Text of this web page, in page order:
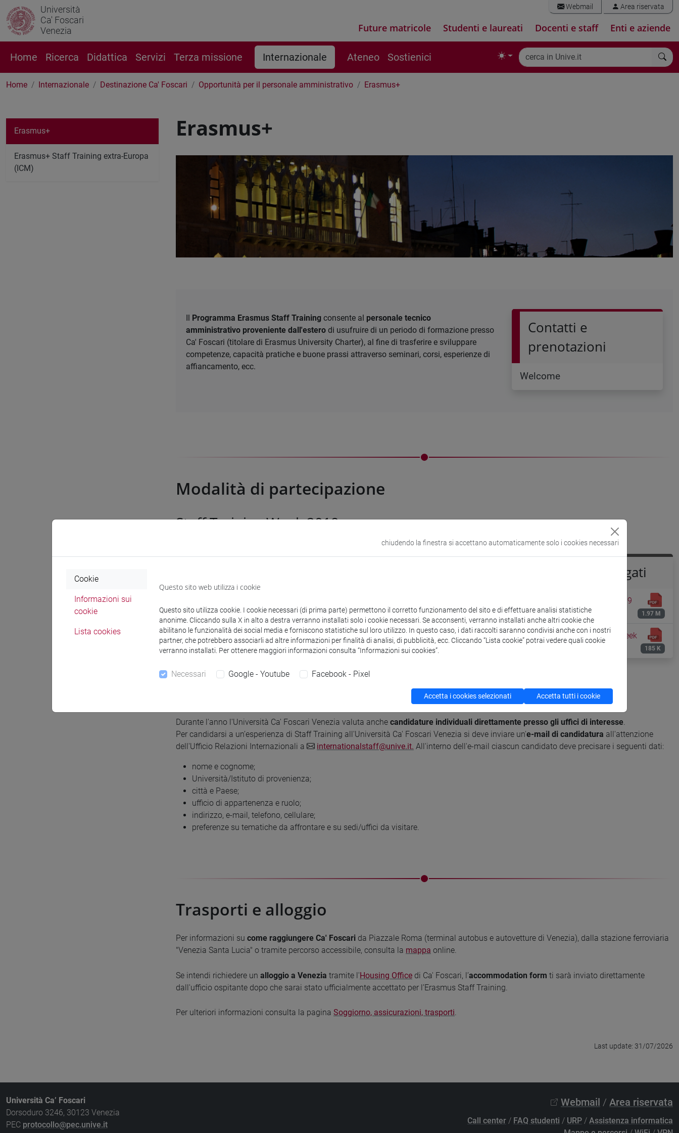
Università
Ca' Foscari
Venezia
Webmail Area riservata
Future matricole Studenti e laureati Docenti e staff Enti e aziende
Home Ricerca Didattica Servizi Terza missione Internazionale Ateneo Sostienici
Home Internazionale Destinazione Ca' Foscari Opportunità per il personale amministrativo Erasmus+
Erasmus+
Programma Erasmus Staff Training consente al personale tecnico
amministrativo proveniente dall'estero di usufruire di un periodo di formazione presso
Ca' Foscari (titolare di Erasmus University Charter), al fine di trasferire e sviluppare
competenze, capacità pratiche e buone prassi attraverso seminari, corsi, esperienze di
affiancamento, ecc.
Contatti e
prenotazioni
Welcome
Modalità di partecipazione
Staff Training Week 2019
l'obiettivo di condividere esempi di buone pratiche nell'ambito della tematica proposta.
Documenti allegati
Flyer Staff Training Week 2019
[ENG]
1.97 M
Programma Staff Training Week
185 K
Durante l'anno l'Università Ca' Foscari Venezia valuta anche candidature individuali direttamente presso gli uffici di interesse.
Per candidarsi a un’esperienza di Staff Training all'Università Ca' Foscari Venezia si deve inviare un'e-mail di candidatura all'attenzione
dell'Ufficio Relazioni Internazionali a
internationalstaff@unive.it. All'interno dell'e-mail ciascun candidato deve precisare i seguenti dati:
nome e cognome;
Università/Istituto di provenienza;
città e Paese;
ufficio di appartenenza e ruolo;
indirizzo, e-mail, telefono, cellulare;
preferenze su tematiche da affrontare e su sedi/uffici da visitare.
Trasporti e alloggio
Per informazioni su come raggiungere Ca' Foscari da Piazzale Roma (terminal autobus e autovetture di Venezia), dalla stazione ferroviaria
"Venezia Santa Lucia" o tramite percorso accessibile, consulta la mappa online.
Se intendi richiedere un alloggio a Venezia tramite l'Housing Office di Ca' Foscari, l’accommodation form ti sarà inviato direttamente
dall'ufficio ospitante dopo che sarai stato ufficialmente accettato per l’Erasmus Staff Training.
Per ulteriori informazioni consulta la pagina Soggiorno, assicurazioni, trasporti.
Erasmus+
Erasmus+ Staff Training extra-Europa
(ICM)
Last update: 31/07/2026
Università Ca’ Foscari
Dorsoduro 3246, 30123 Venezia
PEC protocollo@pec.unive.it
Webmail / Area riservata
Call center / FAQ studenti / URP / Assistenza informatica
chiudendo la finestra si accettano automaticamente solo i cookies necessari
Cookie
Informazioni sui
cookie
Lista cookies
Questo sito web utilizza i cookie
Questo sito utilizza cookie. I cookie necessari (di prima parte) permettono il corretto funzionamento del sito e di effettuare analisi statistiche
anonime. Cliccando sulla X in alto a destra verranno installati solo i cookie necessari. Se acconsenti, verranno installati anche altri cookie che
abilitano le funzionalità dei social media e forniscono statistiche sul loro utilizzo. In questo caso, i dati raccolti saranno condivisi anche con i nostri
partner, che potrebbero associarli ad altre informazioni per finalità di analisi, di pubblicità, ecc. Cliccando “Lista cookie” potrai vedere quali cookie
verranno installati. Per ottenere maggiori informazioni consulta “Informazioni sui cookies”.
Necessari Google - Youtube Facebook - Pixel
Accetta i cookies selezionati Accetta tutti i cookie